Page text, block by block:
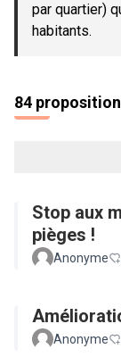
par quartier)
habitants.
84
Stop aux
pièges !
Anonyme
Anonyme